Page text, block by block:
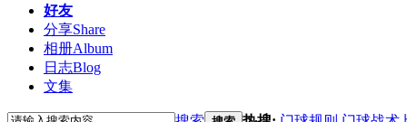
好友
分享Share
相册Album
日志Blog
文集